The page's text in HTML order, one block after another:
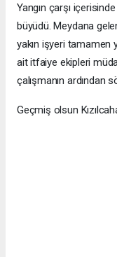
Yangın çarşı
büyüdü. Meydana
yakın işyeri tamamen
ait itfaiye ekipleri
çalışmanın ardından
Geçmiş olsun